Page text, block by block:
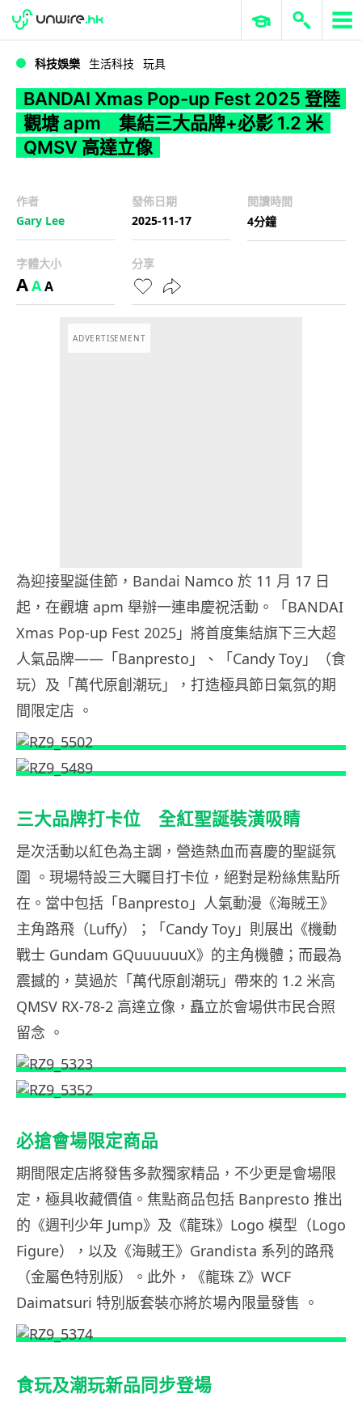
WWDC 2026 ERP 與商業 AI
科技娛樂 生活科技 玩具
BANDAI Xmas Pop-up Fest 2025 登陸
觀塘 apm 集結三大品牌+必影 1.2 米
QMSV 高達立像
作者
Gary Lee
發佈日期
2025-11-17
閱讀時間
4分鐘
字體大小
AAA
分享
ADVERTISEMENT
為迎接聖誕佳節，Bandai Namco 於 11 月 17 日
起，在觀塘 apm 舉辦一連串慶祝活動。「BANDAI
Xmas Pop-up Fest 2025」將首度集結旗下三大超
人氣品牌——「Banpresto」、「Candy Toy」（食
玩）及「萬代原創潮玩」，打造極具節日氣氛的期
間限定店 。
三大品牌打卡位 全紅聖誕裝潢吸睛
是次活動以紅色為主調，營造熱血而喜慶的聖誕氛
圍 。現場特設三大矚目打卡位，絕對是粉絲焦點所
在。當中包括「Banpresto」人氣動漫《海賊王》
主角路飛（Luffy）；「Candy Toy」則展出《機動
戰士 Gundam GQuuuuuuX》的主角機體；而最為
震撼的，莫過於「萬代原創潮玩」帶來的 1.2 米高
QMSV RX-78-2 高達立像，矗立於會場供市民合照
留念 。
必搶會場限定商品
期間限定店將發售多款獨家精品，不少更是會場限
定，極具收藏價值。焦點商品包括 Banpresto 推出
的《週刊少年 Jump》及《龍珠》Logo 模型（Logo
Figure），以及《海賊王》Grandista 系列的路飛
（金屬色特別版）。此外，《龍珠 Z》WCF
Daimatsuri 特別版套裝亦將於場內限量發售 。
食玩及潮玩新品同步登場